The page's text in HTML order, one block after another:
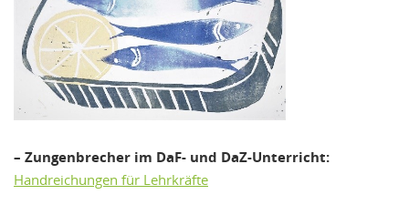
– Zungenbrecher im DaF- und DaZ-Unterricht:
Handreichungen für Lehrkräfte